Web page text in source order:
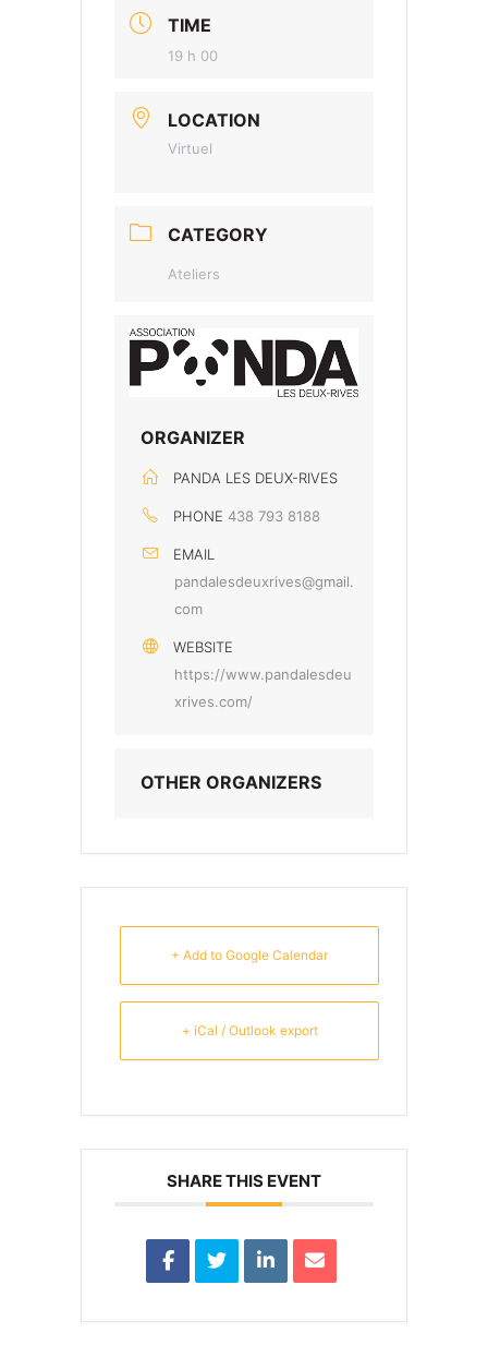
TIME
19 h 00
LOCATION
Virtuel
CATEGORY
Ateliers
ORGANIZER
PANDA LES DEUX-RIVES
PHONE 438 793 8188
EMAIL
pandalesdeuxrives@gmail.
com
WEBSITE
https://www.pandalesdeu
xrives.com/
OTHER ORGANIZERS
+ Add to Google Calendar
+ iCal / Outlook export
SHARE THIS EVENT